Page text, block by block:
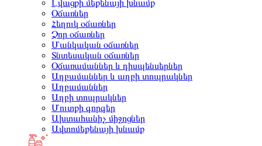
Լվացքի մեքենայի խնամք
Օճառներ
Հեղուկ օճառներ
Չոր օճառներ
Մանկական օճառներ
Տնտեսական օճառներ
Օճառամաններ և դիսպենսերներ
Աղբամաններ և աղբի տոպրակներ
Աղբամաններ
Աղբի տոպրակներ
Մուտքի գորգեր
Ախտահանիչ միջոցներ
Ավտոմեքենայի խնամք